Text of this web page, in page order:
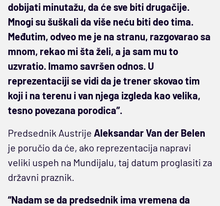
dobijati minutažu, da će sve biti drugačije.
Mnogi su šuškali da više neću biti deo tima.
Međutim, odveo me je na stranu, razgovarao sa
mnom, rekao mi šta želi, a ja sam mu to
uzvratio. Imamo savršen odnos. U
reprezentaciji se vidi da je trener skovao tim
koji i na terenu i van njega izgleda kao velika,
tesno povezana porodica”.
Predsednik Austrije Aleksandar Van der Belen
je poručio da će, ako reprezentacija napravi
veliki uspeh na Mundijalu, taj datum proglasiti za
državni praznik.
“Nadam se da predsednik ima vremena da